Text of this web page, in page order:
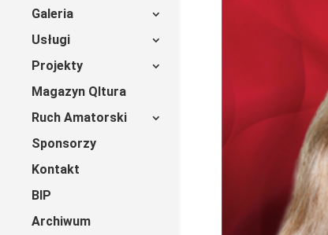
Galeria
Usługi
Projekty
Magazyn Qltura
Ruch Amatorski
Sponsorzy
Kontakt
BIP
Archiwum